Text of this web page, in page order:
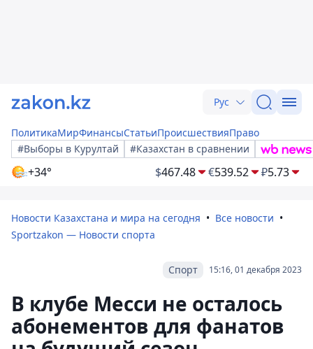
Рус
ПолитикаМирФинансыСтатьиПроисшествияПраво
#Выборы в Курултай
#Казахстан в сравнении
+34° $467.48 €539.52 ₽5.73
Новости Казахстана и мира на сегодня
Все новости
Sportzakon — Новости спорта
15:16, 01 декабря 2023
Спорт
В клубе Месси не осталось
абонементов для фанатов